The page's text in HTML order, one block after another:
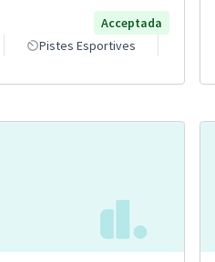
Acceptada
Pistes Esportives